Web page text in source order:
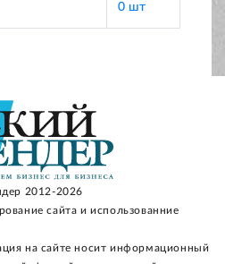
0 шт
2012-2026
сайта и использованние
на сайте носит информационный